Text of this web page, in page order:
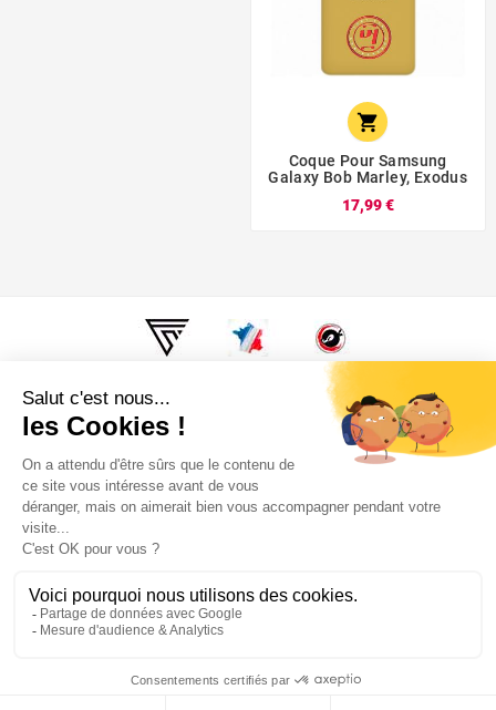

Coque Pour Samsung
Galaxy Bob Marley, Exodus
17,99 €
Super Fabrique, c'est fabriqué en France, Au fin fond de la
Bourgogne. Par des motards, pour des motards.
Informations
Nos Meilleures Ventes
Votre Compte